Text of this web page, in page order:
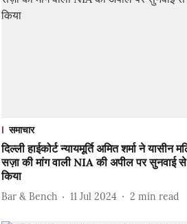
समाचार
दिल्ली हाईकोर्ट न्यायमूर्ति अमित शर्मा ने यासीन
सज़ा की मांग वाली NIA की अपील पर सुनवाई
किया
Bar & Bench 11 Jul 2024 2 min read